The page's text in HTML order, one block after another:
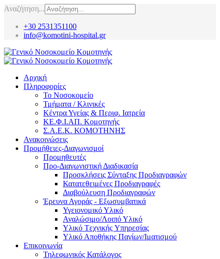
Αναζήτηση...
+30 2531351100
info@komotini-hospital.gr
Αρχική
Πληροφορίες
Το Νοσοκομείο
Τμήματα / Κλινικές
Κέντρα Υγείας & Περιφ. Ιατρεία
ΚΕ.Φ.Ι.ΑΠ. Κομοτηνής
Σ.Α.Ε.Κ. ΚΟΜΟΤΗΝΗΣ
Ανακοινώσεις
Προμήθειες-Διαγωνισμοί
Προμηθευτές
Προ-Διαγωνιστική Διαδικασία
Προσκλήσεις Σύνταξης Προδιαγραφών
Κατατεθειμένες Προδιαγραφές
Διαβούλευση Προδιαγραφών
Έρευνα Αγοράς - Εξωσυμβατικά
Υγειονομικό Υλικό
Αναλώσιμο/Λοιπό Υλικό
Υλικό Tεχνικής Yπηρεσίας
Υλικό Αποθήκης Παγίων/Ιματισμού
Επικοινωνία
Τηλεφωνικός Κατάλογος